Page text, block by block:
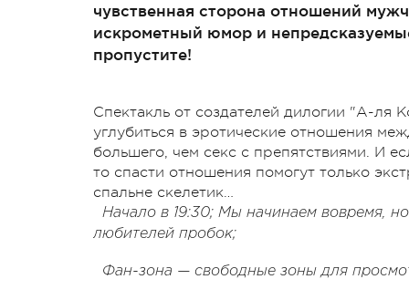
чувственная сторона отношений
искрометный юмор и
пропустите!
Спектакль от создателей дилогии "А-
углубиться в эротические отношения
большего, чем секс с препятствиями. И
то спасти отношения помогут только
спальне скелетик…
Начало в 19:30; Мы начинаем вовремя,
любителей пробок;
Фан-зона — свободные зоны для